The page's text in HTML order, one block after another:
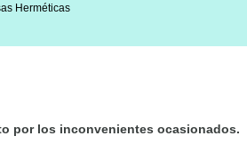
Herméticas
por los inconvenientes ocasionados.